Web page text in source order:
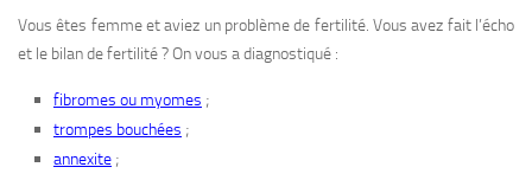
Vous êtes femme et aviez un problème de fertilité. Vous avez fait l’écho
et le bilan de fertilité ? On vous a diagnostiqué :
fibromes ou myomes ;
trompes bouchées ;
annexite ;